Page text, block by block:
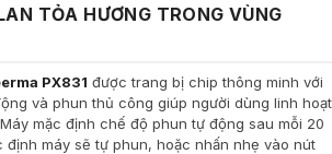
TỎA HƯƠNG TRONG VÙNG
PX831 được trang bị chip thông minh với
và phun thủ công giúp người dùng linh hoạt
mặc định chế độ phun tự động sau mỗi 20
định máy sẽ tự phun, hoặc nhấn nhẹ vào nút